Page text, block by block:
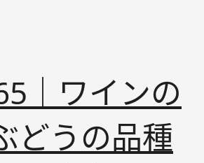
｜ワインの
どうの品種